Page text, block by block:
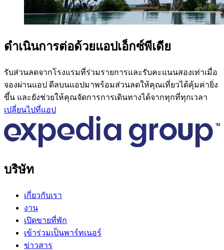
ดำเนินการต่อด้วยแอปเอ็กซ์พีเดีย
รับส่วนลดจากโรงแรมที่ร่วมรายการและรับคะแนนสองเท่าเมื่อ
จองผ่านแอป ดีลบนแอปมาพร้อมส่วนลดให้คุณเที่ยวได้คุ้มค่ายิ่ง
ขึ้น และยังช่วยให้คุณจัดการการเดินทางได้จากทุกที่ทุกเวลา
เปลี่ยนไปที่แอป
บริษัท
เกี่ยวกับเรา
งาน
เปิดขายที่พัก
เข้าร่วมเป็นพาร์ทเนอร์
ข่าวสาร